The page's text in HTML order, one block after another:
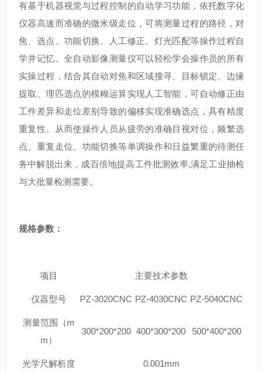
有基于机器视觉与过程控制的自动学习功能，依托数字化
仪器高速而准确的微米级走位，可将测量过程的路径，对
焦、选点、功能切换、人工修正、灯光匹配等操作过程自
学并记忆。全自动影像测量仪可以轻松学会操作员的所有
实操过程，结合其自动对焦和区域搜寻、目标锁定、边缘
提取、理匹选点的模糊运算实现人工智能，可自动修正由
工件差异和走位差别导致的偏移实现准确选点，具有精度
重复性。从而使操作人员从疲劳的准确目视对位，频繁选
点、重复走位、功能切换等单调操作和日益繁重的待测任
务中解脱出来，成百倍地提高工件批测效率,满足工业抽检
与大批量检测需要。
规格参数：
项目 主要技术参数
仪器型号 PZ-3020CNC PZ-4030CNC PZ-5040CNC
测量范围（m
m）
300*200*200 400*300*200 500*400*200
光学尺解析度 0.001mm